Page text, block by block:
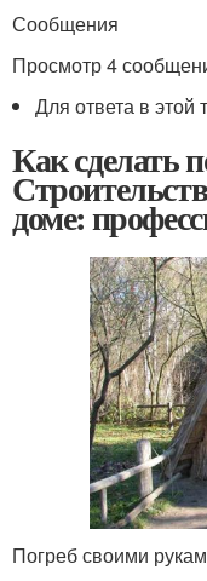
Сообщения
Просмотр 4
Для ответа в этой
Как сделать
доме:
Погреб своими